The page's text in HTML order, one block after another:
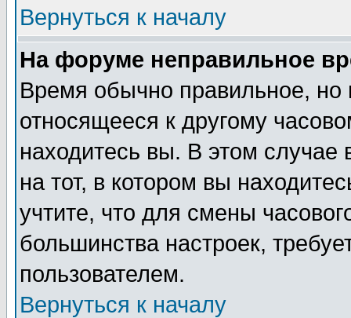
Вернуться к началу
На форуме неправильное
Время обычно правильное,
относящееся к другому
находитесь вы. В этом
на тот, в котором вы
учтите, что для смены
большинства настроек,
пользователем.
Вернуться к началу